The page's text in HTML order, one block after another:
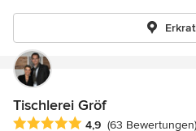
Tischlerei Gröf
Durchschnittliche Bewertung:
4,9 (63 Bewertungen)